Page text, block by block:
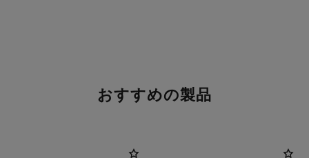
おすすめの製品